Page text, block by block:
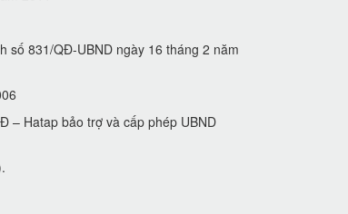
số 831/QĐ-UBND ngày 16 tháng 2 năm
– Hatap bảo trợ và cấp phép UBND